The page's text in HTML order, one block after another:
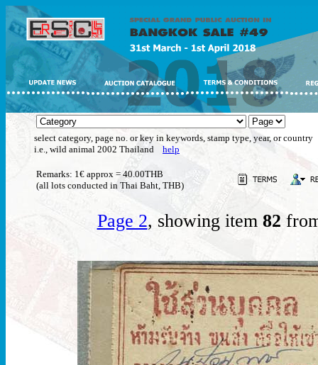
select category, page no. or key in keywords, stamp type, year, or country
i.e., wild animal 2002 Thailand help
Remarks: 1€ approx = 40.00THB
(all lots conducted in Thai Baht, THB)
Page 2, showing item 82